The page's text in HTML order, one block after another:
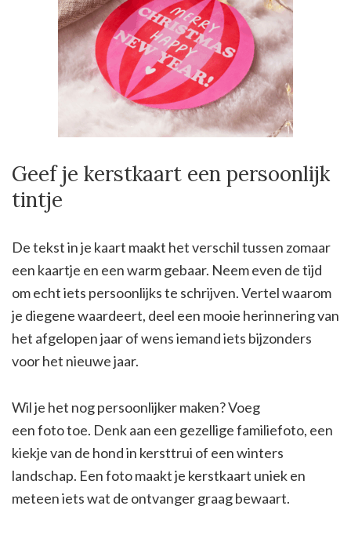
Geef je kerstkaart een persoonlijk
tintje
De tekst in je kaart maakt het verschil tussen zomaar
een kaartje en een warm gebaar. Neem even de tijd
om echt iets persoonlijks te schrijven. Vertel waarom
je diegene waardeert, deel een mooie herinnering van
het afgelopen jaar of wens iemand iets bijzonders
voor het nieuwe jaar.
Wil je het nog persoonlijker maken? Voeg
een foto toe. Denk aan een gezellige familiefoto, een
kiekje van de hond in kersttrui of een winters
landschap. Een foto maakt je kerstkaart uniek en
meteen iets wat de ontvanger graag bewaart.